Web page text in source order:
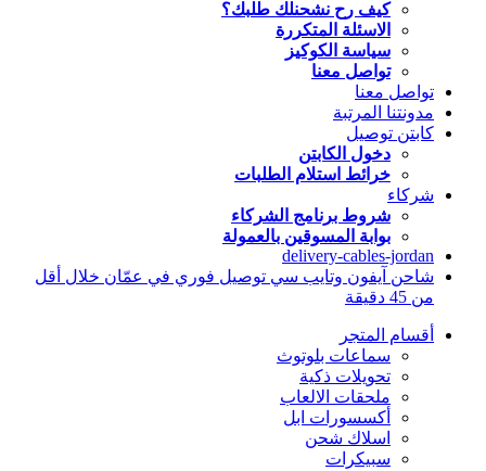
كيف رح نشحنلك طلبك؟
الاسئلة المتكررة
سياسة الكوكيز
تواصل معنا
تواصل معنا
مدونتنا المرتبة
كابتن توصيل
دخول الكابتن
خرائط استلام الطلبات
شركاء
شروط برنامج الشركاء
بوابة المسوقين بالعمولة
delivery-cables-jordan
شاحن آيفون وتايب سي توصيل فوري في عمّان خلال أقل
من 45 دقيقة
أقسام المتجر
سماعات بلوتوث
تحويلات ذكية
ملحقات الالعاب
أكسسورات ابل
اسلاك شحن
سبيكرات